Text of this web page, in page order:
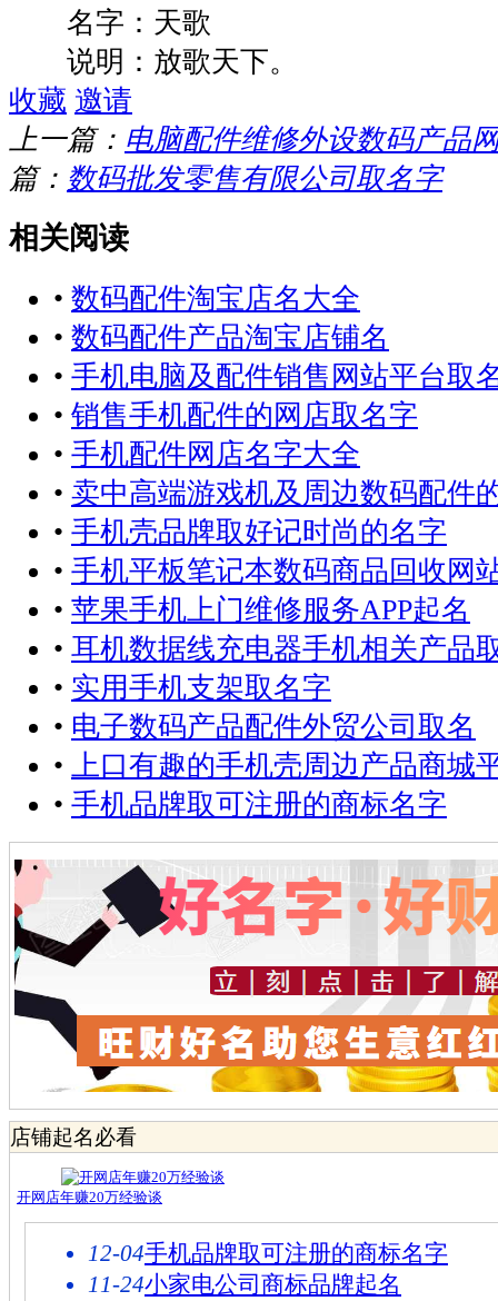
名字：天歌
说明：放歌天下。
收藏 邀请
上一篇： 电脑配件维修外设数码产品
篇： 数码批发零售有限公司取名字
相关阅读
• 数码配件淘宝店名大全
• 数码配件产品淘宝店铺名
• 手机电脑及配件销售网站平台取
• 销售手机配件的网店取名字
• 手机配件网店名字大全
• 卖中高端游戏机及周边数码配件
• 手机壳品牌取好记时尚的名字
• 手机平板笔记本数码商品回收网
• 苹果手机上门维修服务APP起名
• 耳机数据线充电器手机相关产品
• 实用手机支架取名字
• 电子数码产品配件外贸公司取名
• 上口有趣的手机壳周边产品商城
• 手机品牌取可注册的商标名字
店铺起名必看
开网店年赚20万经验谈
12-04手机品牌取可注册的商标名字
11-24小家电公司商标品牌起名